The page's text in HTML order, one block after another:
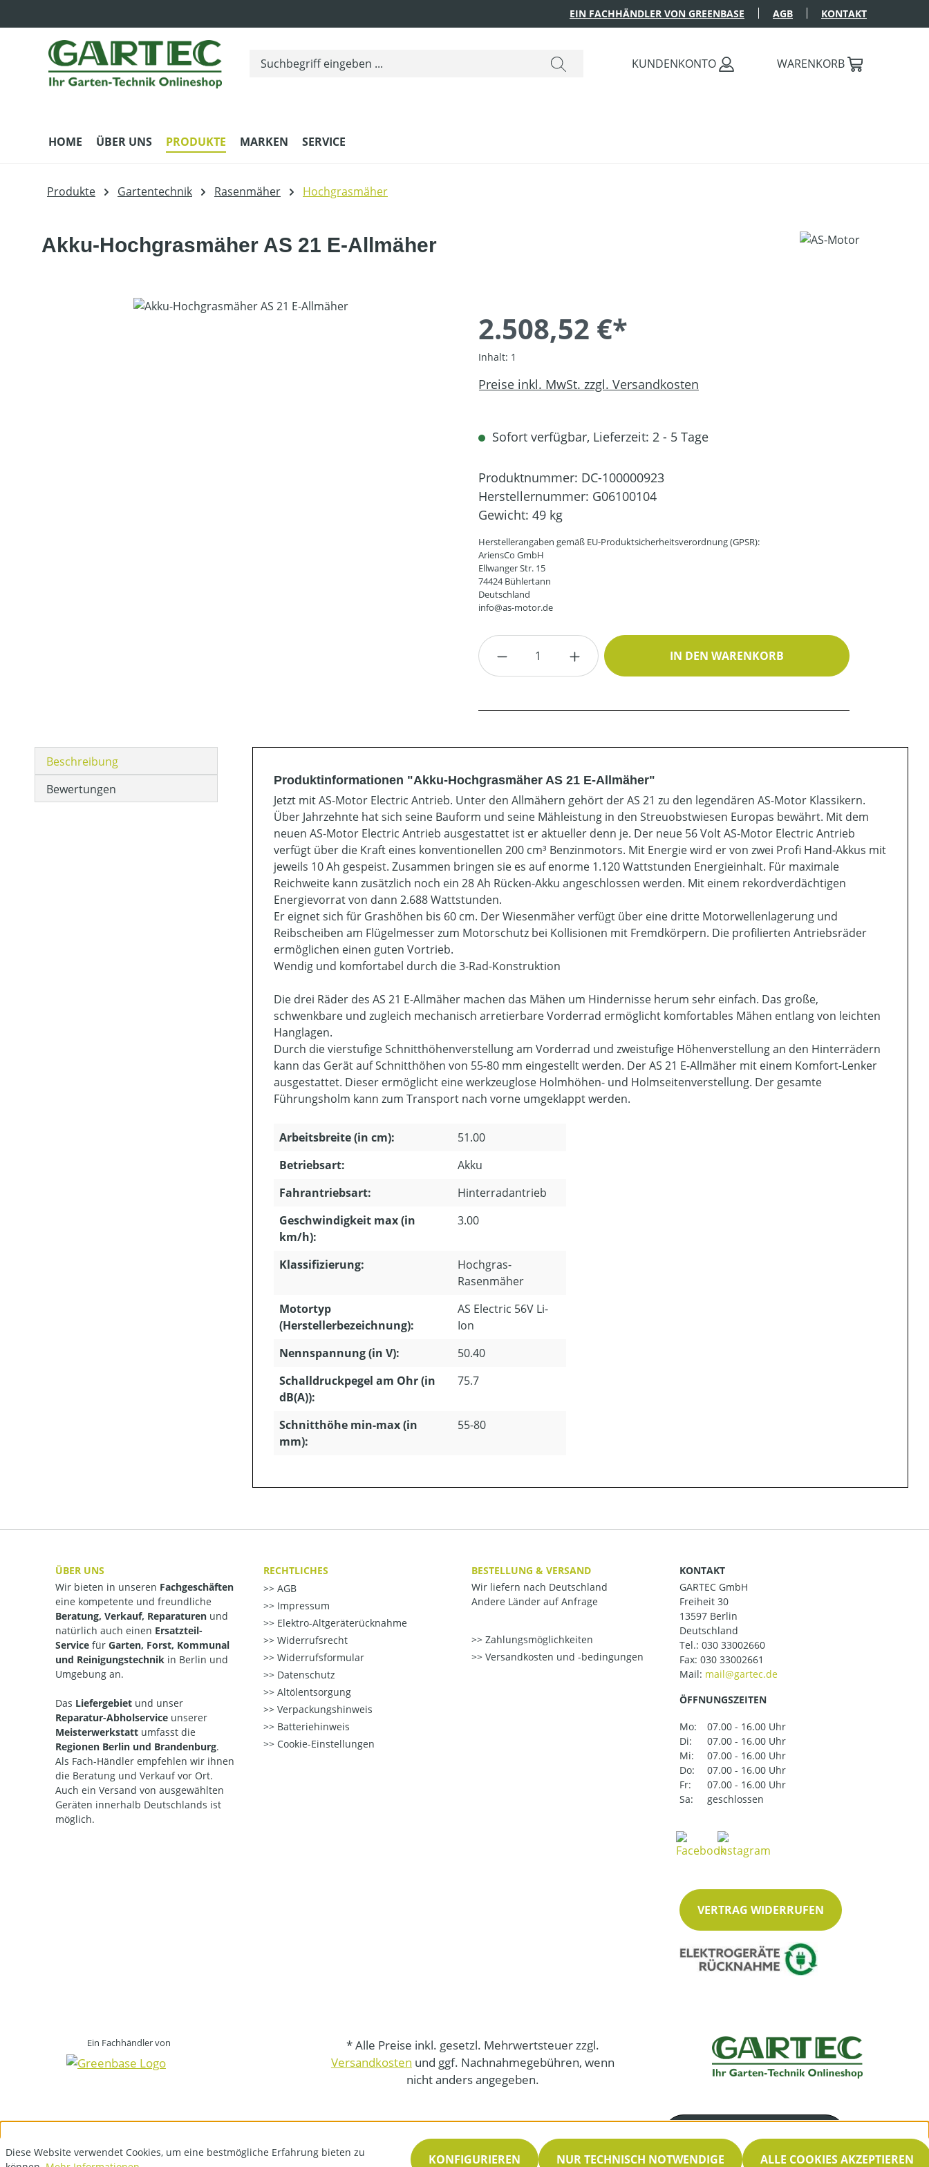
EIN FACHHÄNDLER VON GREENBASE AGB KONTAKT
KUNDENKONTO WARENKORB
HOME ÜBER UNS PRODUKTE MARKEN SERVICE
Produkte Gartentechnik Rasenmäher Hochgrasmäher
Akku-Hochgrasmäher AS 21 E-Allmäher
Bildergalerie überspringen
2.508,52 €*
Inhalt: 1
Preise inkl. MwSt. zzgl. Versandkosten
Sofort verfügbar, Lieferzeit: 2 - 5 Tage
Produktnummer: DC-100000923
Herstellernummer: G06100104
Gewicht: 49 kg
Herstellerangaben gemäß EU-Produktsicherheitsverordnung (GPSR):
AriensCo GmbH
Ellwanger Str. 15
74424 Bühlertann
Deutschland
info@as-motor.de
Produkt Anzahl: Gib den gewünschten Wert ein oder
IN DEN WARENKORB
Beschreibung
Bewertungen
Produktinformationen "Akku-Hochgrasmäher AS 21 E-Allmäher"
Jetzt mit AS-Motor Electric Antrieb. Unter den Allmähern gehört der AS 21 zu den legendären AS-Motor Klassikern.
Über Jahrzehnte hat sich seine Bauform und seine Mähleistung in den Streuobstwiesen Europas bewährt. Mit dem
neuen AS-Motor Electric Antrieb ausgestattet ist er aktueller denn je. Der neue 56 Volt AS-Motor Electric Antrieb
verfügt über die Kraft eines konventionellen 200 cm³ Benzinmotors. Mit Energie wird er von zwei Profi Hand-Akkus mit
jeweils 10 Ah gespeist. Zusammen bringen sie es auf enorme 1.120 Wattstunden Energieinhalt. Für maximale
Reichweite kann zusätzlich noch ein 28 Ah Rücken-Akku angeschlossen werden. Mit einem rekordverdächtigen
Energievorrat von dann 2.688 Wattstunden.
Er eignet sich für Grashöhen bis 60 cm. Der Wiesenmäher verfügt über eine dritte Motorwellenlagerung und
Reibscheiben am Flügelmesser zum Motorschutz bei Kollisionen mit Fremdkörpern. Die profilierten Antriebsräder
ermöglichen einen guten Vortrieb.
Wendig und komfortabel durch die 3-Rad-Konstruktion
Die drei Räder des AS 21 E-Allmäher machen das Mähen um Hindernisse herum sehr einfach. Das große,
schwenkbare und zugleich mechanisch arretierbare Vorderrad ermöglicht komfortables Mähen entlang von leichten
Hanglagen.
Durch die vierstufige Schnitthöhenverstellung am Vorderrad und zweistufige Höhenverstellung an den Hinterrädern
kann das Gerät auf Schnitthöhen von 55-80 mm eingestellt werden. Der AS 21 E-Allmäher mit einem Komfort-Lenker
ausgestattet. Dieser ermöglicht eine werkzeuglose Holmhöhen- und Holmseitenverstellung. Der gesamte
Führungsholm kann zum Transport nach vorne umgeklappt werden.
Arbeitsbreite (in cm):
51.00
Betriebsart:
Akku
Fahrantriebsart:
Hinterradantrieb
Geschwindigkeit max (in
km/h):
3.00
Klassifizierung:
Hochgras-
Rasenmäher
Motortyp
(Herstellerbezeichnung):
AS Electric 56V Li-
Ion
Nennspannung (in V):
50.40
Schalldruckpegel am Ohr (in
dB(A)):
75.7
Schnitthöhe min-max (in
mm):
55-80
ÜBER UNS
Wir bieten in unseren Fachgeschäften
eine kompetente und freundliche
Beratung, Verkauf, Reparaturen und
natürlich auch einen Ersatzteil-
Service für Garten, Forst, Kommunal
und Reinigungstechnik in Berlin und
Umgebung an.
Das Liefergebiet und unser
Reparatur-Abholservice unserer
Meisterwerkstatt umfasst die
Regionen Berlin und Brandenburg.
Als Fach-Händler empfehlen wir ihnen
die Beratung und Verkauf vor Ort.
Auch ein Versand von ausgewählten
Geräten innerhalb Deutschlands ist
möglich.
RECHTLICHES
AGB
Impressum
Elektro-Altgeräterücknahme
Widerrufsrecht
Widerrufsformular
Datenschutz
Altölentsorgung
Verpackungshinweis
Batteriehinweis
Cookie-Einstellungen
BESTELLUNG & VERSAND
Wir liefern nach Deutschland
Andere Länder auf Anfrage
Zahlungsmöglichkeiten
Versandkosten und -bedingungen
KONTAKT
GARTEC GmbH
Freiheit 30
13597 Berlin
Deutschland
Tel.: 030 33002660
Fax: 030 33002661
Mail:
ÖFFNUNGSZEITEN
Mo:
07.00 - 16.00 Uhr
Di:
07.00 - 16.00 Uhr
Mi:
07.00 - 16.00 Uhr
Do:
07.00 - 16.00 Uhr
Fr:
07.00 - 16.00 Uhr
Sa:
geschlossen
VERTRAG WIDERRUFEN
Ein Fachhändler von
* Alle Preise inkl. gesetzl. Mehrwertsteuer zzgl.
Versandkosten und ggf. Nachnahmegebühren, wenn
nicht anders angegeben.
030 33002660
Diese Website verwendet Cookies, um eine bestmögliche Erfahrung bieten zu
NUR TECHNISCH NOTWENDIGE
KONFIGURIEREN ALLE COOKIES AKZEPTIEREN